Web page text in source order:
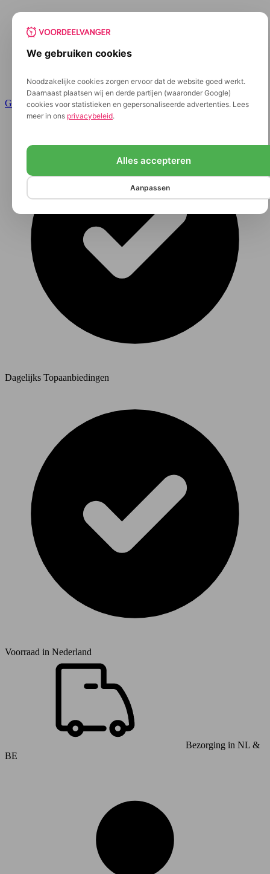
We gebruiken cookies
Noodzakelijke cookies zorgen ervoor dat de website goed werkt.
Daarnaast plaatsen wij en derde partijen (waaronder Google)
cookies voor statistieken en gepersonaliseerde advertenties. Lees
meer in ons privacybeleid.
Alles accepteren
Aanpassen
Ga naar de inhoud
Dagelijks Topaanbiedingen
Voorraad in Nederland
Bezorging in NL &
BE